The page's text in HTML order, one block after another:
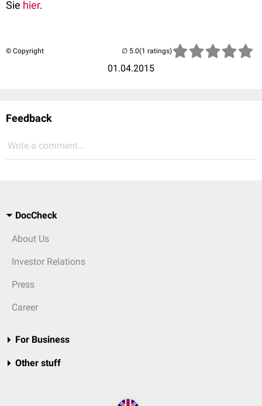
Sie hier.
© Copyright
01.04.2015
(1 ratings)
Feedback
Write a comment...
DocCheck
About Us
Investor Relations
Press
Career
For Business
Other stuff